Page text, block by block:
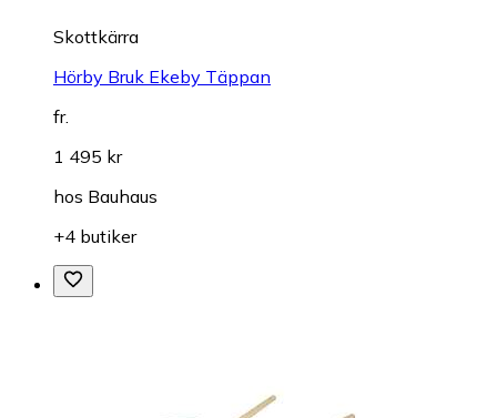
Skottkärra
Hörby Bruk Ekeby Täppan
fr.
1 495 kr
hos Bauhaus
+4 butiker